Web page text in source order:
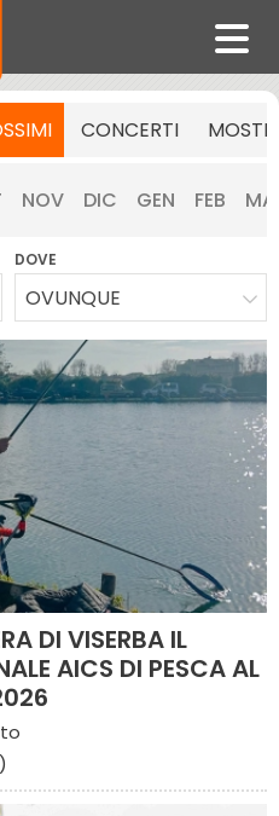
CONCERTI
NOV DIC GEN FEB
DOVE
OVUNQUE
DI VISERBA IL
AICS DI PESCA AL